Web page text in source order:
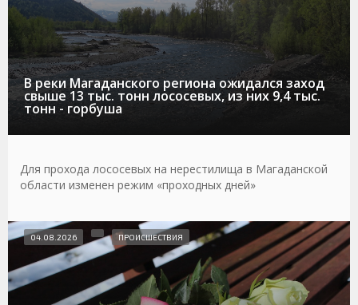
В реки Магаданского региона ожидался заход
свыше 13 тыс. тонн лососевых, из них 9,4 тыс.
тонн - горбуша
Для прохода лососевых на нерестилища в Магаданской
области изменен режим «проходных дней»
04.08.2026 ПРОИСШЕСТВИЯ